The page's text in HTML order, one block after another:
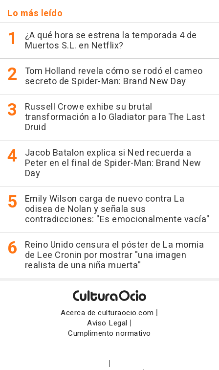
Lo más leído
¿A qué hora se estrena la temporada 4 de
Muertos S.L. en Netflix?
Tom Holland revela cómo se rodó el cameo
secreto de Spider-Man: Brand New Day
Russell Crowe exhibe su brutal
transformación a lo Gladiator para The Last
Druid
Jacob Batalon explica si Ned recuerda a
Peter en el final de Spider-Man: Brand New
Day
Emily Wilson carga de nuevo contra La
odisea de Nolan y señala sus
contradicciones: "Es emocionalmente vacía"
Reino Unido censura el póster de La momia
de Lee Cronin por mostrar "una imagen
realista de una niña muerta"
Acerca de culturaocio.com |
Aviso Legal |
Cumplimento normativo
|